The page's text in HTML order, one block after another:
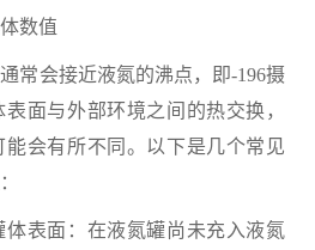
数值
会接近液氮的沸点，即-196摄
面与外部环境之间的热交换，
会有所不同。以下是几个常见
表面：在液氮罐尚未充入液氮